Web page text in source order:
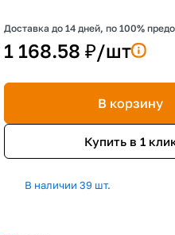
Доставка до 14 дней, по 100%
1 168.58 ₽/шт
В корзину
Купить в 1
В наличии 39 шт.